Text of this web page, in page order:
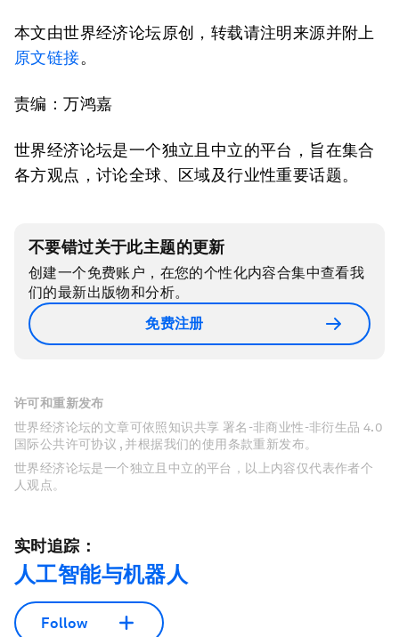
本文由世界经济论坛原创，转载请注明来源并附上
原文链接。
责编：万鸿嘉
世界经济论坛是一个独立且中立的平台，旨在集合
各方观点，讨论全球、区域及行业性重要话题。
不要错过关于此主题的更新
创建一个免费账户，在您的个性化内容合集中查看我
们的最新出版物和分析。
免费注册
许可和重新发布
世界经济论坛的文章可依照知识共享 署名-非商业性-非衍生品 4.0
国际公共许可协议 , 并根据我们的使用条款重新发布。
世界经济论坛是一个独立且中立的平台，以上内容仅代表作者个
人观点。
实时追踪：
人工智能与机器人
Follow